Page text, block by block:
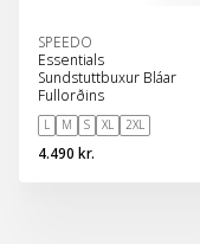
SPEEDO
Essentials
Sundstuttbuxur Bláar
Fullorðins
L M S XL 2XL
4.490 kr.